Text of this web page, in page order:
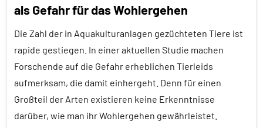
Empfohlene
Ernährung
Fische
als Gefahr für das Wohlergehen
Die Zahl der in Aquakulturanlagen gezüchteten Tiere ist
rapide gestiegen. In einer aktuellen Studie machen
Forschende auf die Gefahr erheblichen Tierleids
aufmerksam, die damit einhergeht. Denn für einen
Großteil der Arten existieren keine Erkenntnisse
darüber, wie man ihr Wohlergehen gewährleistet.